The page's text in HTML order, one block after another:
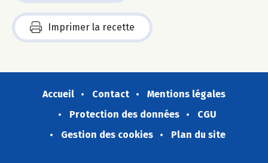
Imprimer la recette
Accueil Contact
Mentions légales
Protection des données
CGU
Gestion des cookies
Plan du site